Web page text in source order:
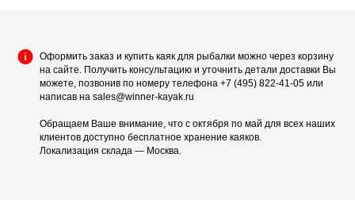
Оформить заказ и купить каяк для рыбалки можно через корзину
на сайте. Получить консультацию и уточнить детали доставки Вы
можете, позвонив по номеру телефона +7 (495) 822-41-05 или
написав на sales@winner-kayak.ru
Обращаем Ваше внимание, что с октября по май для всех наших
клиентов доступно бесплатное хранение каяков.
Локализация склада — Москва.